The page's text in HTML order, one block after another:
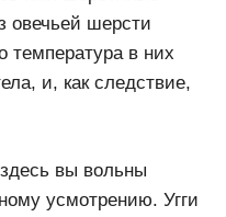
овечьей шерсти
температура в них
и, как следствие,
вы вольны
усмотрению. Угги